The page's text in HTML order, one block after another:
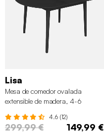
Lisa
Mesa de comedor ovalada
extensible de madera, 4-6
4.6 (12)
299,99 € 149,99 €